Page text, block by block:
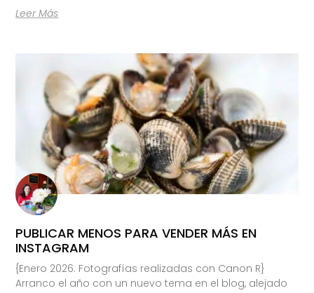
Leer Más
PUBLICAR MENOS PARA VENDER MÁS EN
INSTAGRAM
{Enero 2026. Fotografías realizadas con Canon R}
Arranco el año con un nuevo tema en el blog, alejado